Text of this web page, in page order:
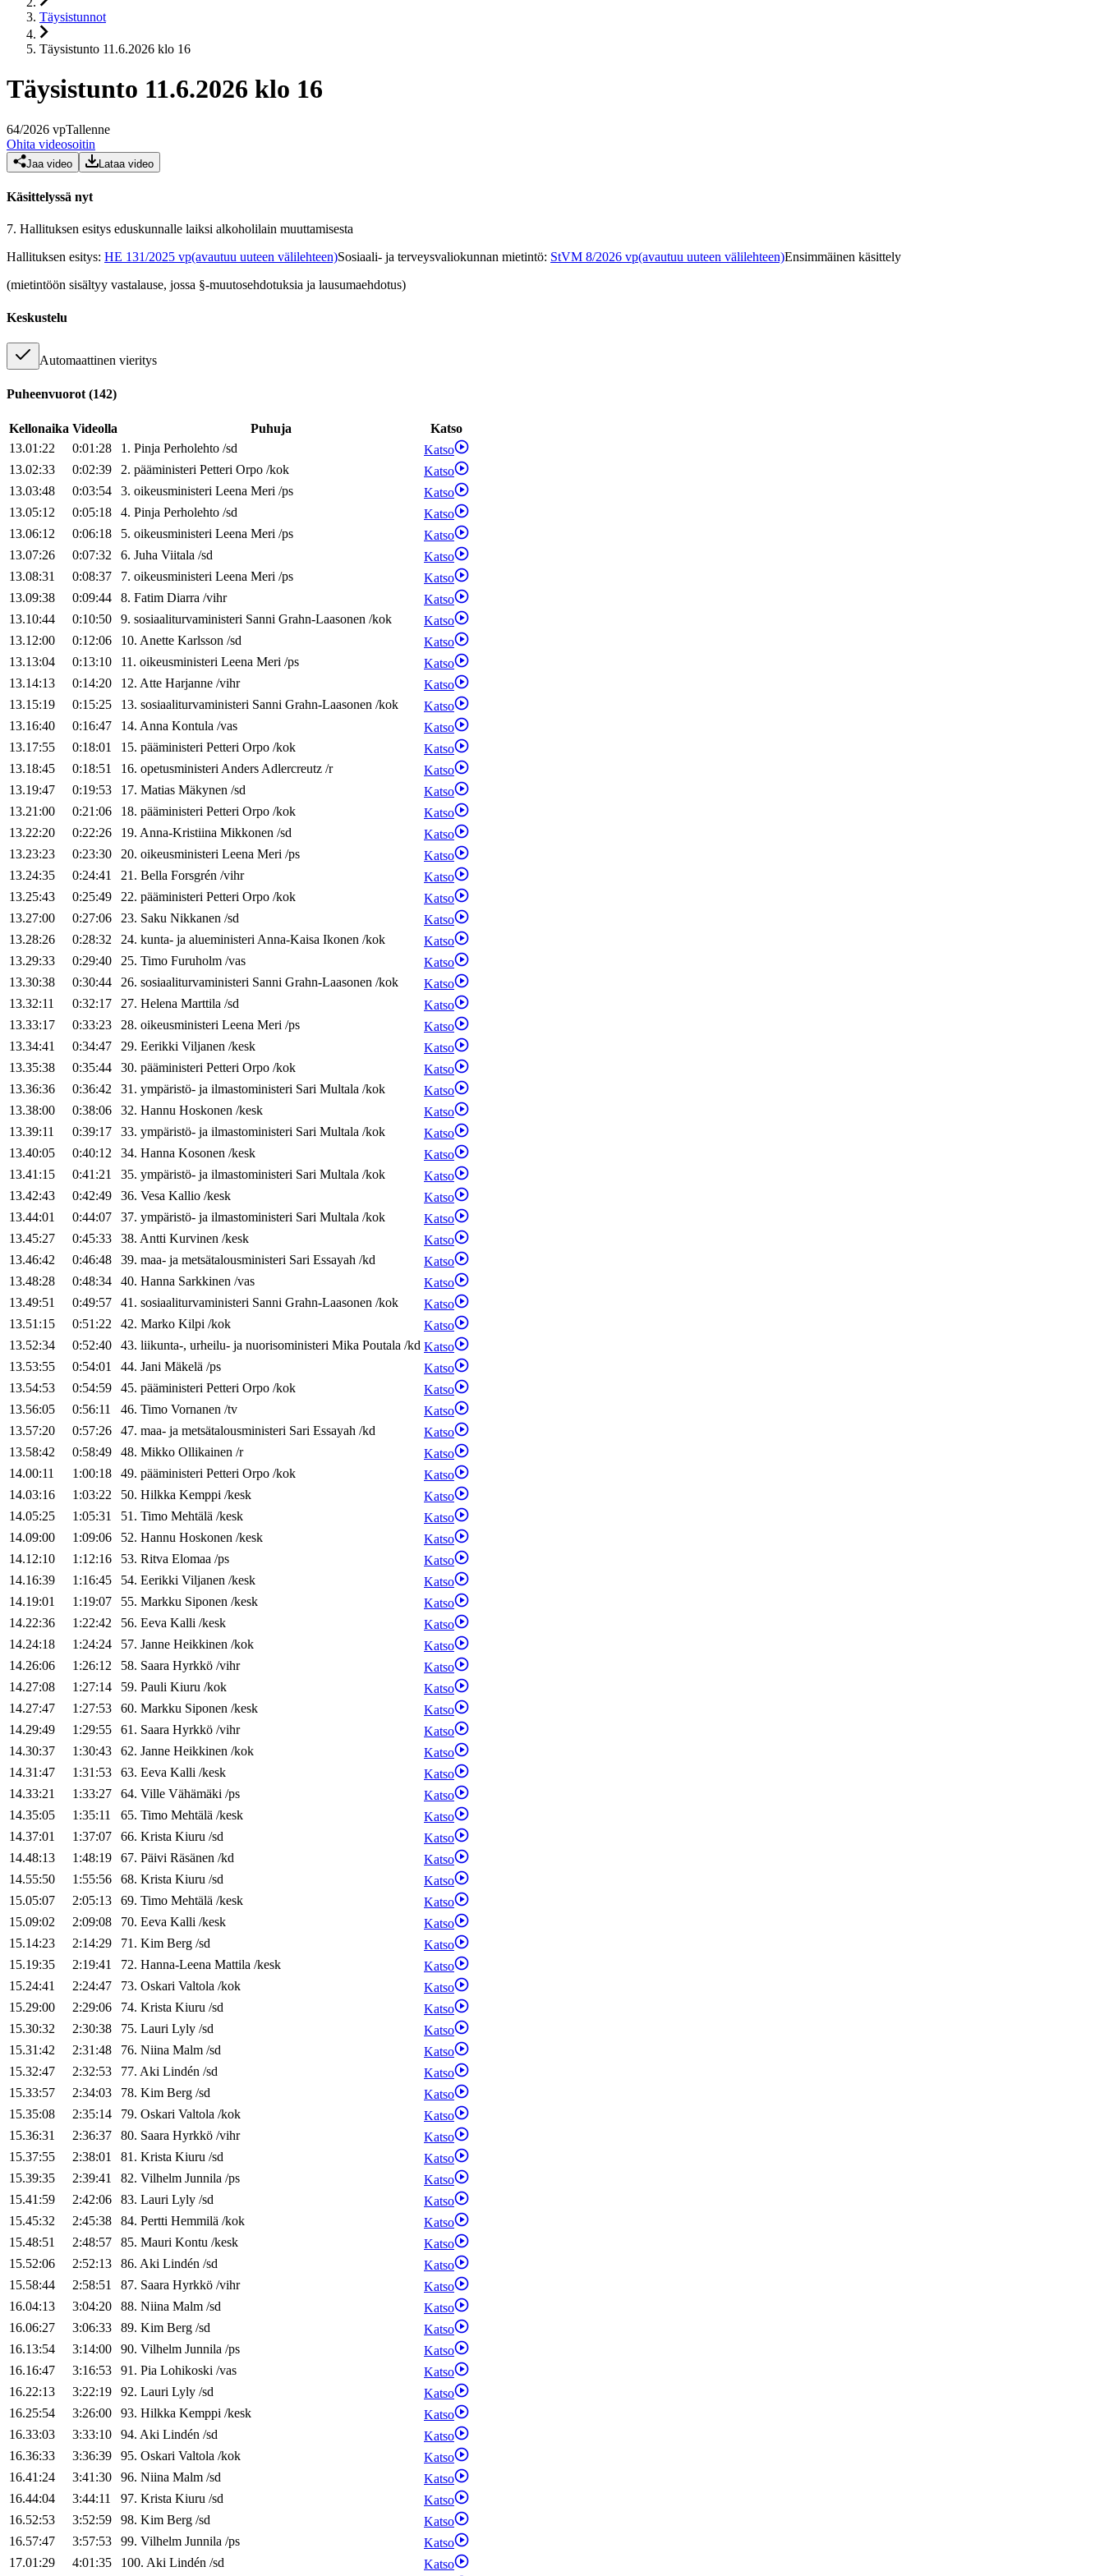
Täysistunnot
Täysistunto 11.6.2026 klo 16
Täysistunto 11.6.2026 klo 16
64/2026 vpTallenne
Ohita videosoitin
Jaa video Lataa video
Käsittelyssä nyt
7. Hallituksen esitys eduskunnalle laiksi alkoholilain muuttamisesta
Hallituksen esitys: HE 131/2025 vp(avautuu uuteen välilehteen)Sosiaali- ja terveysvaliokunnan mietintö: StVM 8/2026 vp(avautuu uuteen välilehteen)Ensimmäinen käsittely
(mietintöön sisältyy vastalause, jossa §-muutosehdotuksia ja lausumaehdotus)
Keskustelu
Automaattinen vieritys
Puheenvuorot (142)
Kellonaika Videolla Puhuja
Katso
13.01:22
0:01:28 1. Pinja Perholehto /sd
Katso
13.02:33
0:02:39 2. pääministeri Petteri Orpo /kok
Katso
13.03:48
0:03:54 3. oikeusministeri Leena Meri /ps
Katso
13.05:12
0:05:18 4. Pinja Perholehto /sd
Katso
13.06:12
0:06:18 5. oikeusministeri Leena Meri /ps
Katso
13.07:26
0:07:32 6. Juha Viitala /sd
Katso
13.08:31
0:08:37 7. oikeusministeri Leena Meri /ps
Katso
13.09:38
0:09:44 8. Fatim Diarra /vihr
Katso
13.10:44
0:10:50 9. sosiaaliturvaministeri Sanni Grahn-Laasonen /kok
Katso
13.12:00
0:12:06 10. Anette Karlsson /sd
Katso
13.13:04
0:13:10 11. oikeusministeri Leena Meri /ps
Katso
13.14:13
0:14:20 12. Atte Harjanne /vihr
Katso
13.15:19
0:15:25 13. sosiaaliturvaministeri Sanni Grahn-Laasonen /kok
Katso
13.16:40
0:16:47 14. Anna Kontula /vas
Katso
13.17:55
0:18:01 15. pääministeri Petteri Orpo /kok
Katso
13.18:45
0:18:51 16. opetusministeriAndersAdlercreutz /r
Katso
13.19:47
0:19:53 17. Matias Mäkynen /sd
Katso
13.21:00
0:21:06 18. pääministeri Petteri Orpo /kok
Katso
13.22:20
0:22:26 19. Anna-Kristiina Mikkonen /sd
Katso
13.23:23
0:23:30 20. oikeusministeri Leena Meri /ps
Katso
13.24:35
0:24:41 21. Bella Forsgrén /vihr
Katso
13.25:43
0:25:49 22. pääministeri Petteri Orpo /kok
Katso
13.27:00
0:27:06 23. Saku Nikkanen /sd
Katso
13.28:26
0:28:32 24. kunta- ja alueministeriAnna-Kaisa Ikonen /kok
Katso
13.29:33
0:29:40 25. Timo Furuholm /vas
Katso
13.30:38
0:30:44 26. sosiaaliturvaministeri Sanni Grahn-Laasonen /kok
Katso
13.32:11
0:32:17 27. Helena Marttila /sd
Katso
13.33:17
0:33:23 28. oikeusministeri Leena Meri /ps
Katso
13.34:41
0:34:47 29. Eerikki Viljanen /kesk
Katso
13.35:38
0:35:44 30. pääministeri Petteri Orpo /kok
Katso
13.36:36
0:36:42 31. ympäristö- ja ilmastoministeri Sari Multala /kok
Katso
13.38:00
0:38:06 32. Hannu Hoskonen /kesk
Katso
13.39:11
0:39:17 33. ympäristö- ja ilmastoministeri Sari Multala /kok
Katso
13.40:05
0:40:12 34. Hanna Kosonen /kesk
Katso
13.41:15
0:41:21 35. ympäristö- ja ilmastoministeri Sari Multala /kok
Katso
13.42:43
0:42:49 36. Vesa Kallio /kesk
Katso
13.44:01
0:44:07 37. ympäristö- ja ilmastoministeri Sari Multala /kok
Katso
13.45:27
0:45:33 38. Antti Kurvinen /kesk
Katso
13.46:42
0:46:48 39. maa- ja metsätalousministeri Sari Essayah /kd
Katso
13.48:28
0:48:34 40. Hanna Sarkkinen /vas
Katso
13.49:51
0:49:57 41. sosiaaliturvaministeri Sanni Grahn-Laasonen /kok
Katso
13.51:15
0:51:22 42. Marko Kilpi /kok
Katso
13.52:34
0:52:40 43. liikunta-, urheilu- ja nuorisoministeri Mika Poutala /kd Katso
13.53:55
0:54:01 44. Jani Mäkelä /ps
Katso
13.54:53
0:54:59 45. pääministeri Petteri Orpo /kok
Katso
13.56:05
0:56:11 46. Timo Vornanen /tv
Katso
13.57:20
0:57:26 47. maa- ja metsätalousministeri Sari Essayah /kd
Katso
13.58:42
0:58:49 48. Mikko Ollikainen /r
Katso
14.00:11
1:00:18 49. pääministeri Petteri Orpo /kok
Katso
14.03:16
1:03:22 50. Hilkka Kemppi /kesk
Katso
14.05:25
1:05:31 51. Timo Mehtälä /kesk
Katso
14.09:00
1:09:06 52. Hannu Hoskonen /kesk
Katso
14.12:10
1:12:16 53. Ritva Elomaa /ps
Katso
14.16:39
1:16:45 54. Eerikki Viljanen /kesk
Katso
14.19:01
1:19:07 55. Markku Siponen /kesk
Katso
14.22:36
1:22:42 56. Eeva Kalli /kesk
Katso
14.24:18
1:24:24 57. Janne Heikkinen /kok
Katso
14.26:06
1:26:12 58. Saara Hyrkkö /vihr
Katso
14.27:08
1:27:14 59. Pauli Kiuru /kok
Katso
14.27:47
1:27:53 60. Markku Siponen /kesk
Katso
14.29:49
1:29:55 61. Saara Hyrkkö /vihr
Katso
14.30:37
1:30:43 62. Janne Heikkinen /kok
Katso
14.31:47
1:31:53 63. Eeva Kalli /kesk
Katso
14.33:21
1:33:27 64. Ville Vähämäki /ps
Katso
14.35:05
1:35:11 65. Timo Mehtälä /kesk
Katso
14.37:01
1:37:07 66. Krista Kiuru /sd
Katso
14.48:13
1:48:19 67. Päivi Räsänen /kd
Katso
14.55:50
1:55:56 68. Krista Kiuru /sd
Katso
15.05:07
2:05:13 69. Timo Mehtälä /kesk
Katso
15.09:02
2:09:08 70. Eeva Kalli /kesk
Katso
15.14:23
2:14:29 71. Kim Berg /sd
Katso
15.19:35
2:19:41 72. Hanna-Leena Mattila /kesk
Katso
15.24:41
2:24:47 73. Oskari Valtola /kok
Katso
15.29:00
2:29:06 74. Krista Kiuru /sd
Katso
15.30:32
2:30:38 75. Lauri Lyly /sd
Katso
15.31:42
2:31:48 76. Niina Malm /sd
Katso
15.32:47
2:32:53 77. Aki Lindén /sd
Katso
15.33:57
2:34:03 78. Kim Berg /sd
Katso
15.35:08
2:35:14 79. Oskari Valtola /kok
Katso
15.36:31
2:36:37 80. Saara Hyrkkö /vihr
Katso
15.37:55
2:38:01 81. Krista Kiuru /sd
Katso
15.39:35
2:39:41 82. Vilhelm Junnila /ps
Katso
15.41:59
2:42:06 83. Lauri Lyly /sd
Katso
15.45:32
2:45:38 84. Pertti Hemmilä /kok
Katso
15.48:51
2:48:57 85. Mauri Kontu /kesk
Katso
15.52:06
2:52:13 86. Aki Lindén /sd
Katso
15.58:44
2:58:51 87. Saara Hyrkkö /vihr
Katso
16.04:13
3:04:20 88. Niina Malm /sd
Katso
16.06:27
3:06:33 89. Kim Berg /sd
Katso
16.13:54
3:14:00 90. Vilhelm Junnila /ps
Katso
16.16:47
3:16:53 91. Pia Lohikoski /vas
Katso
16.22:13
3:22:19 92. Lauri Lyly /sd
Katso
16.25:54
3:26:00 93. Hilkka Kemppi /kesk
Katso
16.33:03
3:33:10 94. Aki Lindén /sd
Katso
16.36:33
3:36:39 95. Oskari Valtola /kok
Katso
16.41:24
3:41:30 96. Niina Malm /sd
Katso
16.44:04
3:44:11 97. Krista Kiuru /sd
Katso
16.52:53
3:52:59 98. Kim Berg /sd
Katso
16.57:47
3:57:53 99. Vilhelm Junnila /ps
Katso
17.01:29
4:01:35 100. Aki Lindén /sd Katso